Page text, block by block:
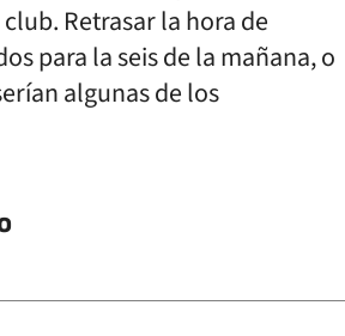
Retrasar la hora de
para la seis de la mañana, o
algunas de los